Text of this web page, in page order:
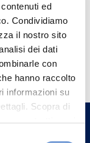
ed
Condividiamo
il nostro sito
dei dati
con
hanno raccolto
informazioni su
Scopra di
come trattiamo i
e parla con